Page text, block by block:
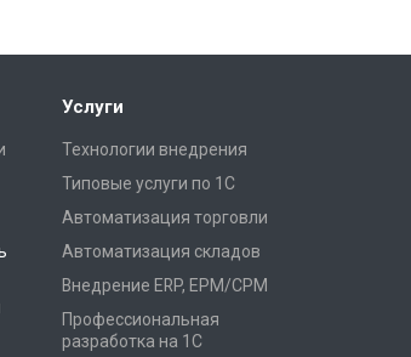
Услуги
Технологии внедрения
Типовые услуги по 1С
Автоматизация торговли
Автоматизация складов
Внедрение ERP, EPM/CPM
Профессиональная
разработка на 1С